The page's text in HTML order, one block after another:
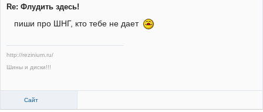
Re: Флудить здесь!
пиши про ШНГ, кто тебе не дает
http://rezinium.ru/
Шины и диски!!!
Сайт